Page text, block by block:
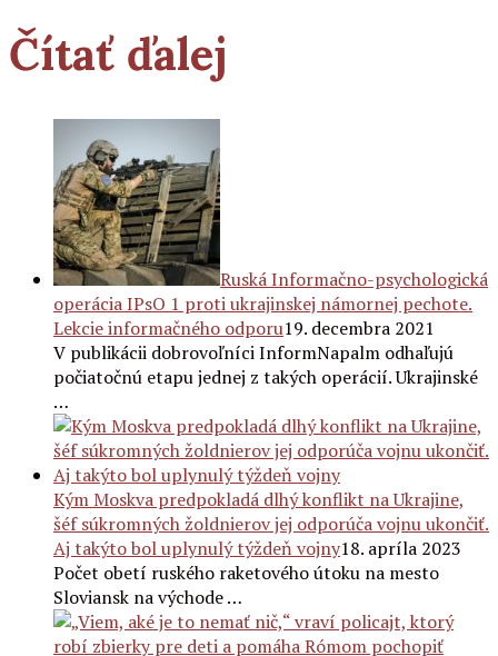
Čítať ďalej
Ruská Informačno-psychologická
operácia IPsO 1 proti ukrajinskej námornej pechote.
Lekcie informačného odporu19. decembra 2021
V publikácii dobrovoľníci InformNapalm odhaľujú
počiatočnú etapu jednej z takých operácií. Ukrajinské
…
Kým Moskva predpokladá dlhý konflikt na Ukrajine,
šéf súkromných žoldnierov jej odporúča vojnu ukončiť.
Aj takýto bol uplynulý týždeň vojny18. apríla 2023
Počet obetí ruského raketového útoku na mesto
Sloviansk na východe …